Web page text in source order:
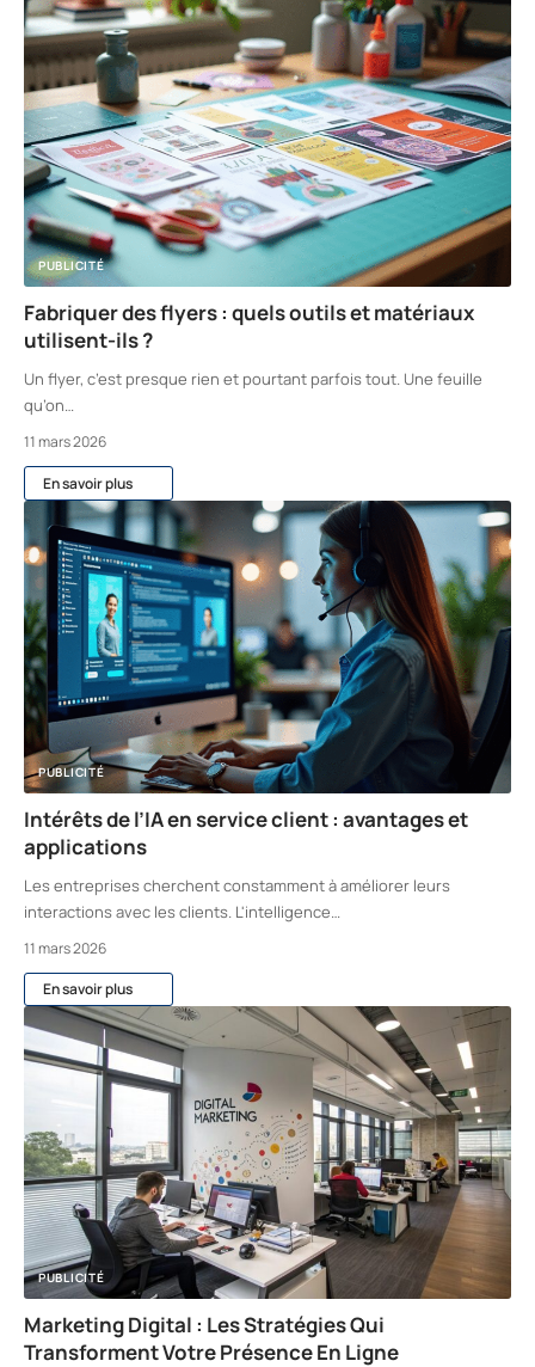
PUBLICITÉ
Fabriquer des flyers : quels outils et matériaux
utilisent-ils ?
Un flyer, c’est presque rien et pourtant parfois tout. Une feuille
qu’on…
11 mars 2026
En savoir plus
PUBLICITÉ
Intérêts de l’IA en service client : avantages et
applications
Les entreprises cherchent constamment à améliorer leurs
interactions avec les clients. L'intelligence…
11 mars 2026
En savoir plus
PUBLICITÉ
Marketing Digital : Les Stratégies Qui
Transforment Votre Présence En Ligne